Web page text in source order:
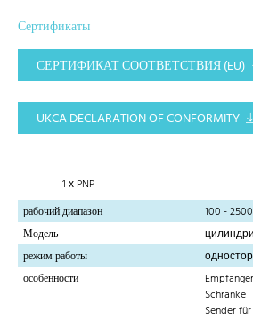
Сертификаты
СЕРТИФИКАТ СООТВЕТСТВИЯ (EU)
UKCA DECLARATION OF CONFORMITY
1 х PNP
рабочий диапазон
100 -
Модель
режим работы
особенности
Schranke
Sender